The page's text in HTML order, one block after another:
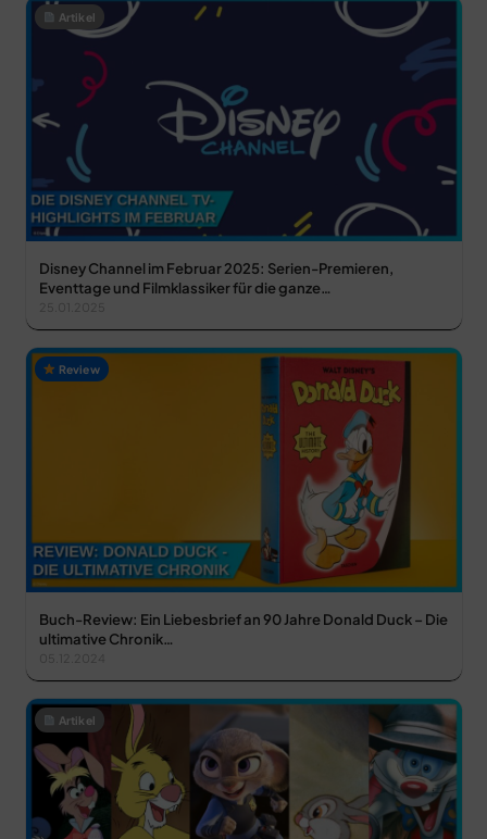
Artikel
Disney Channel im Februar 2025: Serien-Premieren,
Eventtage und Filmklassiker für die ganze…
25.01.2025
Review
Buch-Review: Ein Liebesbrief an 90 Jahre Donald Duck – Die
ultimative Chronik…
05.12.2024
Artikel